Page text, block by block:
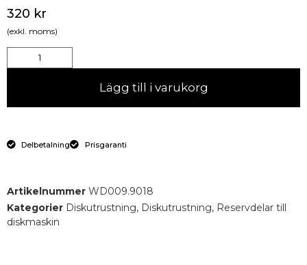
320 kr
(exkl. moms)
Lägg till i varukorg
Delbetalning Prisgaranti
Artikelnummer WD009.9018
Kategorier Diskutrustning, Diskutrustning, Reservdelar till
diskmaskin